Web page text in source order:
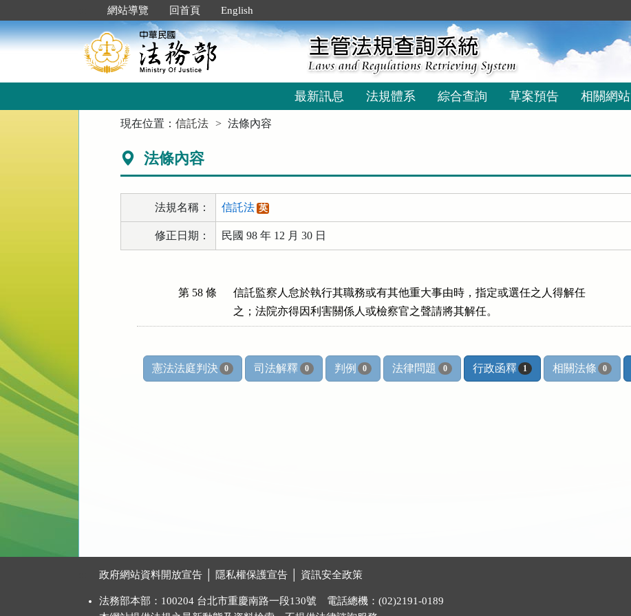
到
主
要
網站導覽 回首頁 English
最新訊息 法規體系 綜合查詢 草案預告 相關網站
現在位置：信託法 法條內容
法條內容
法規名稱： 信託法 英
修正日期： 民國 98 年 12 月 30 日
第 58 條
信託監察人怠於執行其職務或有其他重大事由時，指定或選任之人得解任
之；法院亦得因利害關係人或檢察官之聲請將其解任。
憲法法庭判決 0 司法解釋 0 判例 0 法律問題 0 行政函釋 1 相關法條 0
政府網站資料開放宣告 隱私權保護宣告 資訊安全政策
法務部本部：100204 台北市重慶南路一段130號 電話總機：(02)2191-0189